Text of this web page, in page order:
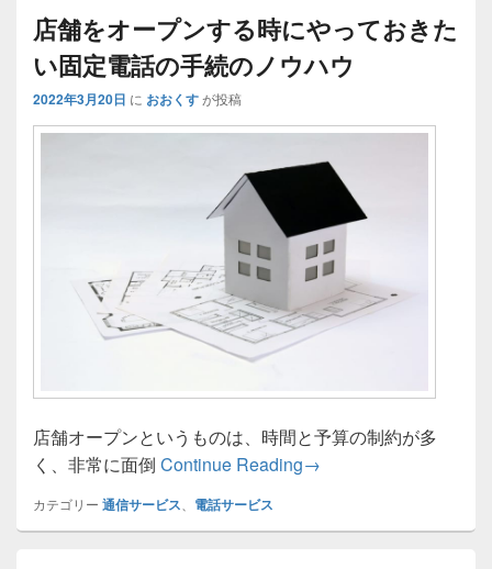
店舗をオープンする時にやっておきた
い固定電話の手続のノウハウ
2022年3月20日 に おおくすが投稿
店舗オープンというものは、時間と予算の制約が多
く、非常に面倒 Continue Reading店舗をオープンする時
→
カテゴリー 通信サービス 電話サービス